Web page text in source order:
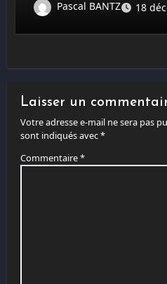
Pascal BANTZ 18
Laisser un
Votre adresse e-mail ne sera pas
sont indiqués avec*
Commentaire*